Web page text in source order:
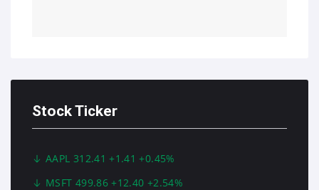
Stock Ticker
AAPL 312.41 +1.41 +0.45%
MSFT 499.86 +12.40 +2.54%